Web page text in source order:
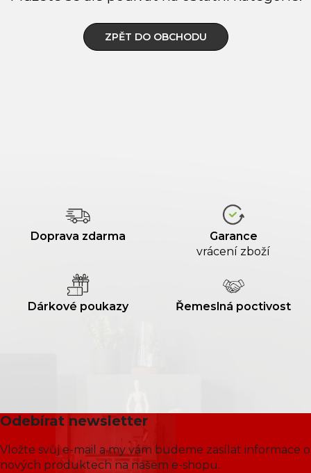
ZPĚT DO OBCHODU
Doprava zdarma
Garance
vrácení zboží
Dárkové poukazy Řemeslná poctivost
Odebírat newsletter
Vložte svůj e-mail a my vám budeme zasílat informace o
nových produktech na našem e-shopu.